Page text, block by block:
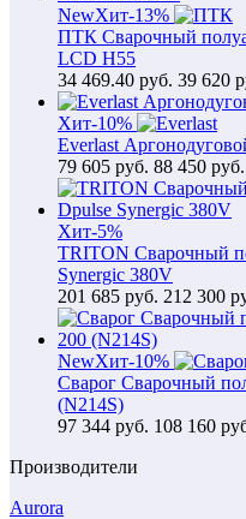
NewХит-13%
ПТК Сварочный
LCD H55
34 469.40 руб. 39 620
Хит-10%
Everlast
79 605 руб. 88 450 руб.
Хит-5%
TRITON Сварочный
Synergic 380V
201 685 руб. 212 300
NewХит-10%
Сварог Сварочный
(N214S)
97 344 руб. 108 160
Производители
Aurora